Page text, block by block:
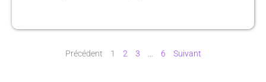
Précédent 1 2 3 6 Suivant